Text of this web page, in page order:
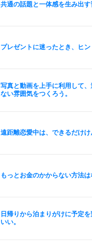
共通の話題と一体感を生み出す
プレゼントに迷ったとき、ヒン
写真と動画を上手に利用して
ない雰囲気をつくろう。
遠距離恋愛中は、できるだけけ
もっとお金のかからない方法は
日帰りから泊まりがけに予定
いい。